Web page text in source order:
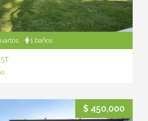
1 baños
$ 450,000